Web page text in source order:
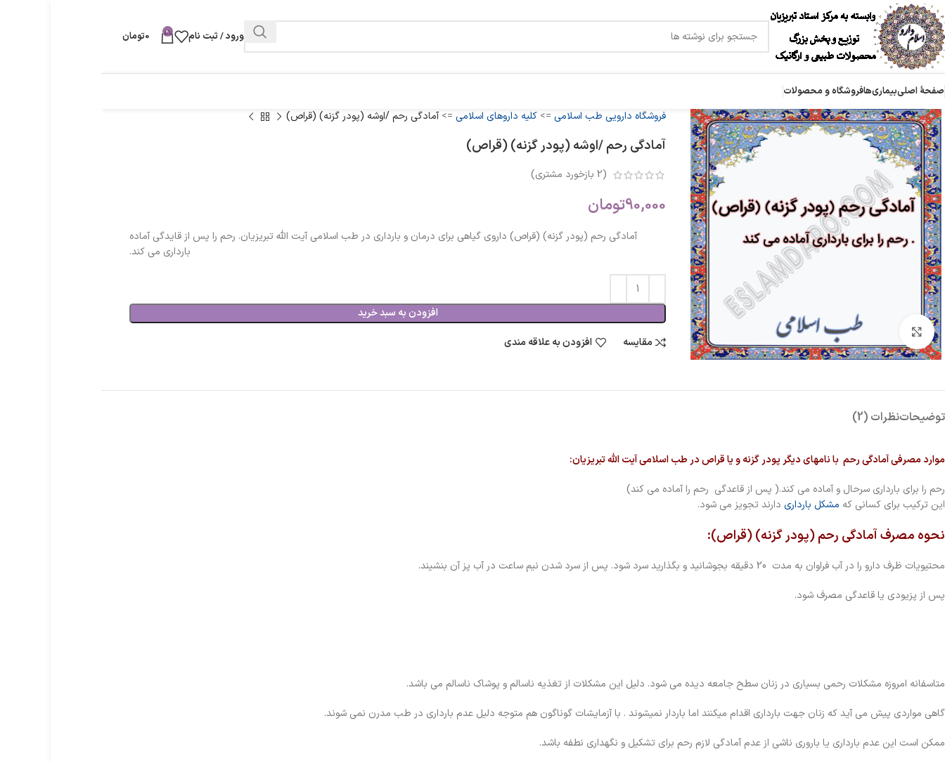
ورود / ثبت نام 0
0تومان
صفحۀ اصلیبیماری‌هافروشگاه و محصولات
بزرگنمایی تصویر
فروشگاه دارویی طب اسلامی => کلیه داروهای اسلامی =>آمادگی رحم /اوشه (پودر گزنه) (قراص)
آمادگی رحم /اوشه (پودر گزنه) (قراص)
(
2بازخورد مشتری)
90,000تومان
آمادگی رحم (پودر گزنه) (قراص) داروی گیاهی برای درمان و بارداری در طب اسلامی آیت الله تبریزیان. رحم را پس از قایدگی آماده
بارداری می کند.
افزودن به سبد خرید
مقایسه
افزودن به علاقه مندی
توضیحاتنظرات (2)
موارد مصرفی آمادگی رحم با نامهای دیگر پودر گزنه و یا قراص در طب اسلامی آیت الله تبریزیان:
رحم را برای بارداری سرحال و آماده می کند.( پس از قاعدگی رحم را آماده می کند)
این ترکیب برای کسانی که مشکل بارداری دارند تجویز می شود.
نحوه مصرف آمادگی رحم (پودر گزنه) (قراص):
محتیویات ظرف دارو را در آب فراوان به مدت 20 دقیقه بجوشانید و بگذارید سرد شود. پس از سرد شدن نیم ساعت در آب پز آن بنشیند.
پس از پزیودی یا قاعدگی مصرف شود.
متاسفانه امروزه مشکلات رحمی بسیاری در زنان سطح جامعه دیده می شود. دلیل این مشکلات از تغذیه ناسالم و پوشاک ناسالم می باشد.
گاهی مواردی پیش می آید که زنان جهت بارداری اقدام میکنند اما باردار نمیشوند . با آزمایشات گوناگون هم متوجه دلیل عدم بارداری در طب مدرن نمی شوند.
ممکن است این عدم بارداری یا باروری ناشی از عدم آمادگی لازم رحم برای تشکیل و نگهداری نطفه باشد.